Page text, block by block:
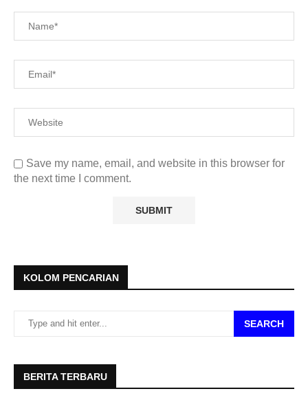
Save my name, email, and website in this browser for
the next time I comment.
KOLOM PENCARIAN
SEARCH
BERITA TERBARU